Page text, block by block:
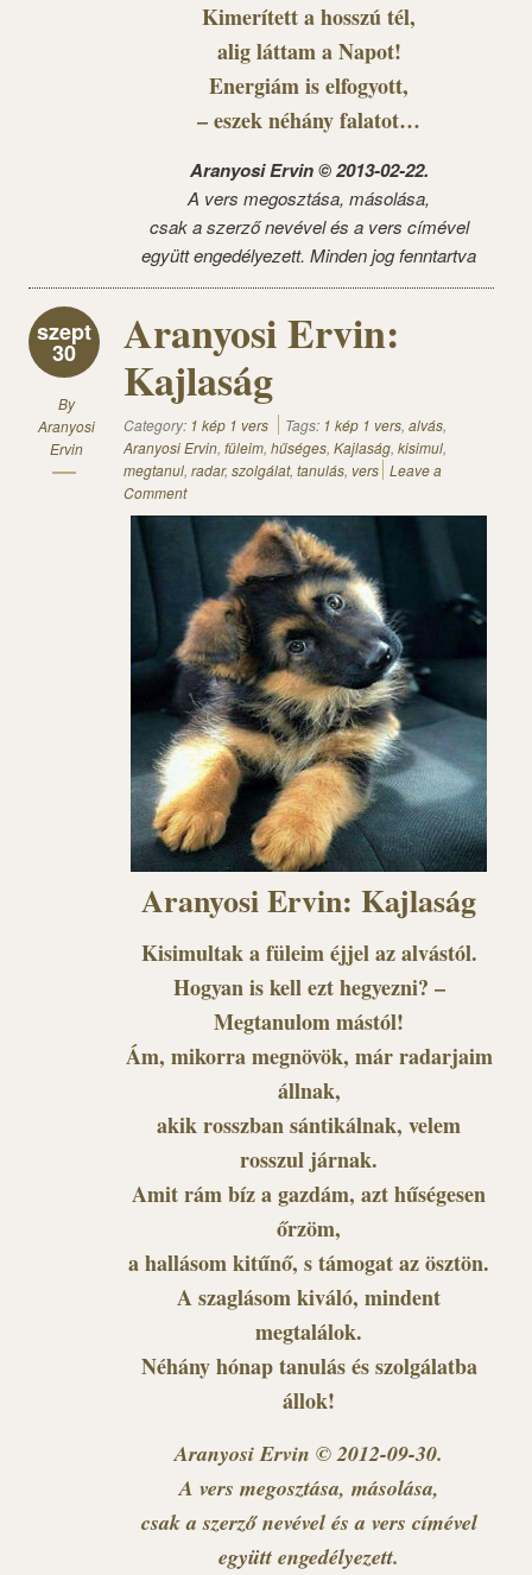
Kimerített a hosszú tél,
alig láttam a Napot!
Energiám is elfogyott,
– eszek néhány falatot…
Aranyosi Ervin © 2013-02-22.
A vers megosztása, másolása,
csak a szerző nevével és a vers címével
együtt engedélyezett. Minden jog fenntartva
szept
30
By
Aranyosi
Ervin
Aranyosi Ervin:
Kajlaság
Category: 1 kép 1 vers Tags: 1 kép 1 vers, alvás,
Aranyosi Ervin, füleim, hűséges, Kajlaság, kisimul,
megtanul, radar, szolgálat, tanulás, vers Leave a
Comment
Aranyosi Ervin: Kajlaság
Kisimultak a füleim éjjel az alvástól.
Hogyan is kell ezt hegyezni? –
Megtanulom mástól!
Ám, mikorra megnövök, már radarjaim
állnak,
akik rosszban sántikálnak, velem
rosszul járnak.
Amit rám bíz a gazdám, azt hűségesen
őrzöm,
a hallásom kitűnő, s támogat az ösztön.
A szaglásom kiváló, mindent
megtalálok.
Néhány hónap tanulás és szolgálatba
állok!
Aranyosi Ervin © 2012-09-30.
A vers megosztása, másolása,
csak a szerző nevével és a vers címével
együtt engedélyezett.